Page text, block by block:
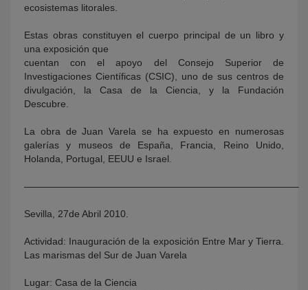
ecosistemas litorales.
Estas obras constituyen el cuerpo principal de un libro y
una exposición que
cuentan con el apoyo del Consejo Superior de
Investigaciones Científicas (CSIC), uno de sus centros de
divulgación, la Casa de la Ciencia, y la Fundación
Descubre.
La obra de Juan Varela se ha expuesto en numerosas
galerías y museos de España, Francia, Reino Unido,
Holanda, Portugal, EEUU e Israel.
————————————————————————————–
Sevilla, 27de Abril 2010.
Actividad: Inauguración de la exposición Entre Mar y Tierra.
Las marismas del Sur de Juan Varela
Lugar: Casa de la Ciencia